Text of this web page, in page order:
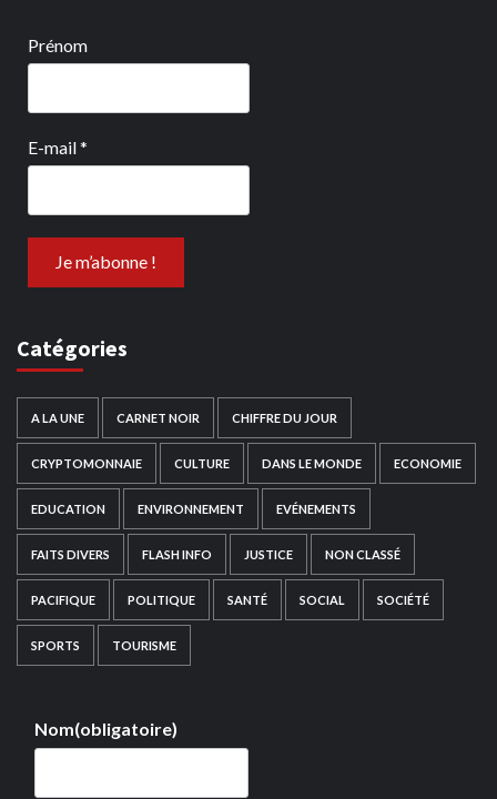
Prénom
E-mail*
Catégories
A LA UNE CARNET NOIR CHIFFRE DU JOUR
CRYPTOMONNAIE CULTURE DANS LE MONDE ECONOMIE
EDUCATION ENVIRONNEMENT EVÉNEMENTS
FAITS DIVERS FLASH INFO JUSTICE NON CLASSÉ
PACIFIQUE POLITIQUE SANTÉ SOCIAL SOCIÉTÉ
SPORTS TOURISME
Nom(obligatoire)